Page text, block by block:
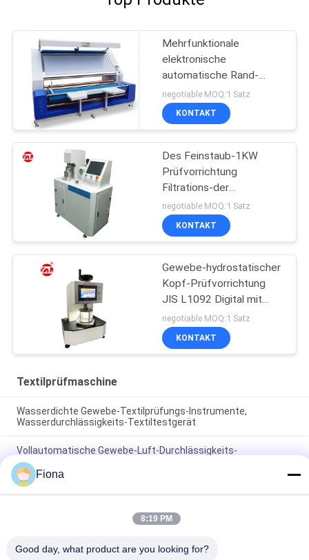
Mehrfunktionale
elektronische
automatische Rand-
Gewebe-Inspektions-
Maschine
negotiable MOQ:1 Satz
KONTAKT
Des Feinstaub-1KW
Prüfvorrichtung
Filtrations-der
Leistungsfähigkeits-PFE
negotiable MOQ:1 Satz
KONTAKT
Gewebe-hydrostatischer
Kopf-Prüfvorrichtung
JIS L1092 Digital mit
LCD-Touch Screen
negotiable MOQ:1 Satz
KONTAKT
Textilprüfmaschine
Wasserdichte Gewebe-Textilprüfungs-Instrumente,
Wasserdurchlässigkeits-Textiltestgerät
Vollautomatische Gewebe-Luft-Durchlässigkeits-
Prüfvorrichtung, keine Verfärbung und keine Oxidation
Automatische Walzmaschine für nicht gewebte Stoffe mit
Fiona
8:19 PM
Good day, what product are you looking for?